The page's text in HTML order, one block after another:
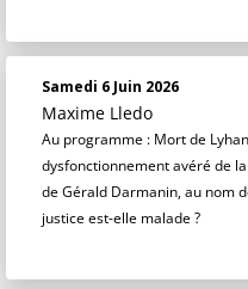
Samedi 6 Juin 2026
Maxime Lledo
Au programme : Mort de
dysfonctionnement avéré de
de Gérald Darmanin, au nom
justice est-elle malade ?